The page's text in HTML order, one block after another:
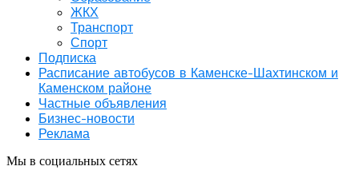
ЖКХ
Транспорт
Спорт
Подписка
Расписание автобусов в Каменске-Шахтинском и
Каменском районе
Частные объявления
Бизнес-новости
Реклама
Мы в социальных сетях